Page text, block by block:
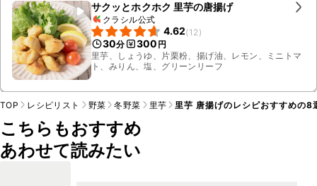
サクッとホクホク 里芋の唐揚げ
クラシル公式
4.62(12 )
30分 300 円
里芋、しょうゆ、片栗粉、揚げ油、レモン、ミニトマ
ト、みりん、塩、グリーンリーフ
TOP レシピリスト 野菜 冬野菜 里芋 里芋 唐揚げのレシピおすすめの8
こちらもおすすめ
あわせて読みたい